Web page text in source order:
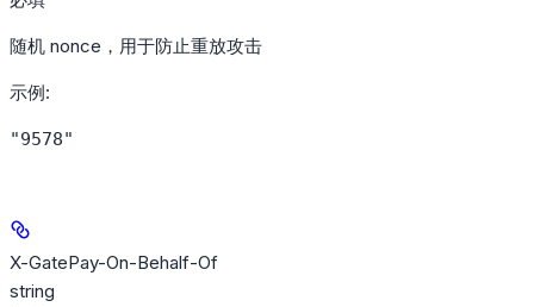
随机 nonce，用于防止重放攻击
示例:
"9578"
X-GatePay-On-Behalf-Of
string